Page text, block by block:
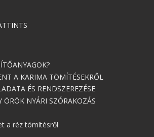
A KARIMA TÖMÍTÉSEKRŐL
ÉS RENDSZEREZÉSE
ÖRÖK NYÁRI SZÓRAKOZÁS
a réz tömítésről